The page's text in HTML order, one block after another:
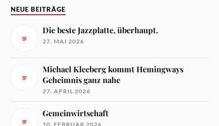
NEUE BEITRÄGE
Die beste Jazzplatte, überhaupt.
27. MAI 2026
Michael Kleeberg kommt Hemingways
Geheimnis ganz nahe
27. APRIL 2026
Gemeinwirtschaft
10. FEBRUAR 2026